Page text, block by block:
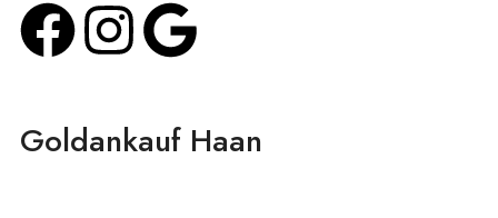
Goldankauf Haan